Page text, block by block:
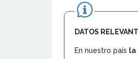
DATOS
En nuestro país la